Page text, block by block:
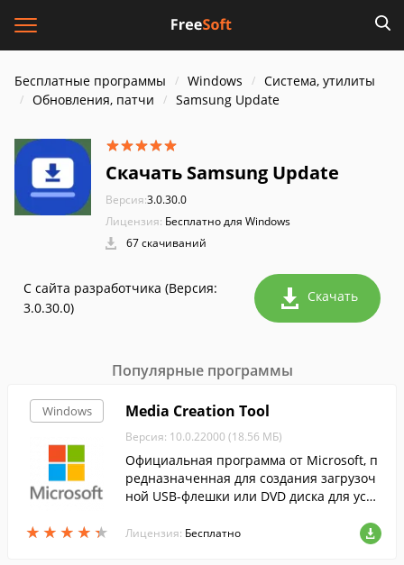
Бесплатные программы Windows
Система, утилиты
Обновления, патчи
Samsung Update
Скачать Samsung Update
Версия:3.0.30.0
Лицензия: Бесплатно для Windows
67 скачиваний
С сайта разработчика (Версия:
3.0.30.0)
Скачать
Популярные программы
Windows
★ ★ ★ ★ ★
★ ★ ★ ★ ★
Media Creation Tool
Версия: 10.0.22000 (18.56 МБ)
Официальная программа от Microsoft, п
редназначенная для создания загрузоч
ной USB-флешки или DVD диска для уста
Лицензия: Бесплатно